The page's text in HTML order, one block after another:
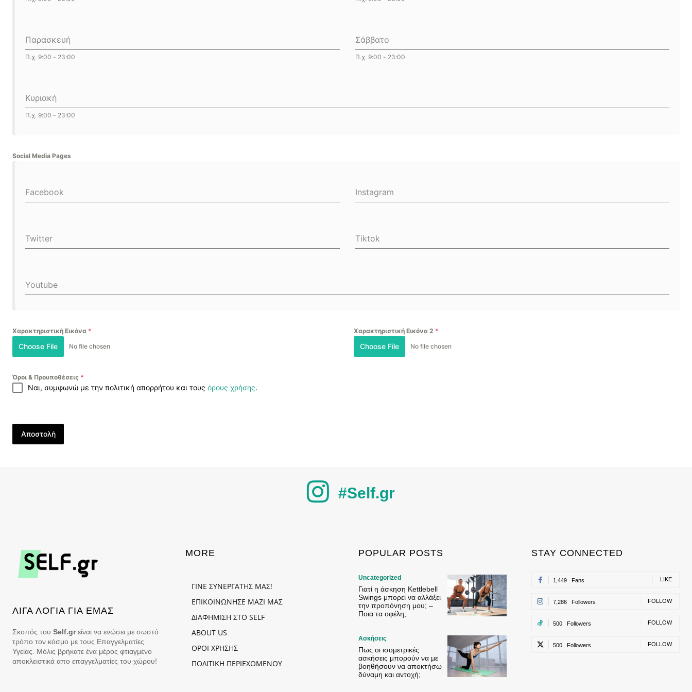
Παρασκευή
Π.χ. 9:00 - 23:00
Σάββατο
Π.χ. 9:00 - 23:00
Κυριακή
Π.χ. 9:00 - 23:00
Social Media Pages
Facebook Instagram
Twitter Tiktok
Youtube
Χαρακτηριστική Εικόνα *
Choose File No file chosen
Χαρακτηριστική Εικόνα 2 *
Choose File No file chosen
Όροι & Προυποθέσεις *
Ναι, συμφωνώ με την πολιτική απορρήτου και τους όρους χρήσης.
Αποστολή
#Self.gr
ΛΙΓΑ ΛΟΓΙΑ ΓΙΑ ΕΜΑΣ
Σκοπός του Self.grείναι να ενώσει με σωστό
τρόπο τον κόσμο με τους Επαγγελματίες
Υγείας. Μόλις βρήκατε ένα μέρος φτιαγμένο
αποκλειστικά απο επαγγελματίες του χώρου!
MORE
ΓΙΝΕ ΣΥΝΕΡΓΑΤΗΣ ΜΑΣ!
ΕΠΙΚΟΙΝΩΝΗΣΕ ΜΑΖΙ ΜΑΣ
ΔΙΑΦΗΜΙΣΗ ΣΤΟ SELF
ABOUT US
ΟΡΟΙ ΧΡΗΣΗΣ
ΠΟΛΙΤΙΚΗ ΠΕΡΙΕΧΟΜΕΝΟΥ
POPULAR POSTS
Uncategorized
Γιατί η άσκηση Kettlebell
Swings μπορεί να αλλάξει
την προπόνηση μου; –
Ποια τα οφέλη;
Ασκήσεις
Πως οι ισομετρικές
ασκήσεις μπορούν να με
βοηθήσουν να αποκτήσω
δύναμη και αντοχή;
STAY CONNECTED
1,449 Fans LIKE
7,286 Followers FOLLOW
500 Followers FOLLOW
500 Followers FOLLOW